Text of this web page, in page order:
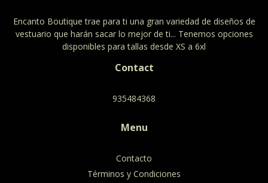
Encanto Boutique trae para ti una gran variedad de diseños de
vestuario que harán sacar lo mejor de ti... Tenemos opciones
disponibles para tallas desde XS a 6xl
Contact
935484368
Menu
Contacto
Términos y Condiciones